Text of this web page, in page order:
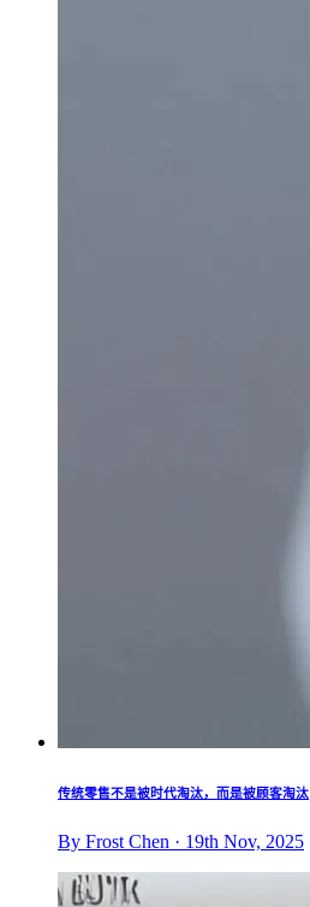
传统零售不是被时代淘汰，而是被顾客淘汰
By Frost Chen · 19th Nov, 2025